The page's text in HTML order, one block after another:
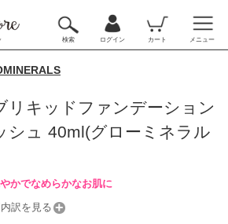
検索 ログイン カート メニュー
リキッドファンデーション
シュ 40ml(グローミネラル
かでなめらかなお肌に
訳を見る